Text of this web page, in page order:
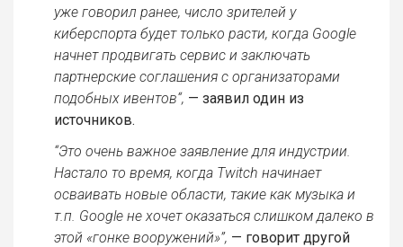
уже говорил ранее, число зрителей у
киберспорта будет только расти, когда Google
начнет продвигать сервис и заключать
партнерские соглашения с организаторами
подобных ивентов“, — заявил один из
источников.
“Это очень важное заявление для индустрии.
Настало то время, когда Twitch начинает
осваивать новые области, такие как музыка и
т.п. Google не хочет оказаться слишком далеко в
этой «гонке вооружений»”, — говорит другой